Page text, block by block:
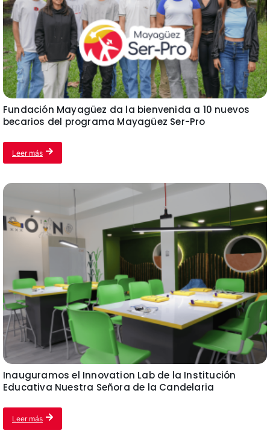
Fundación Mayagüez da la bienvenida a 10 nuevos
becarios del programa Mayagüez Ser-Pro
Leer más
Inauguramos el Innovation Lab de la Institución
Educativa Nuestra Señora de la Candelaria
Leer más